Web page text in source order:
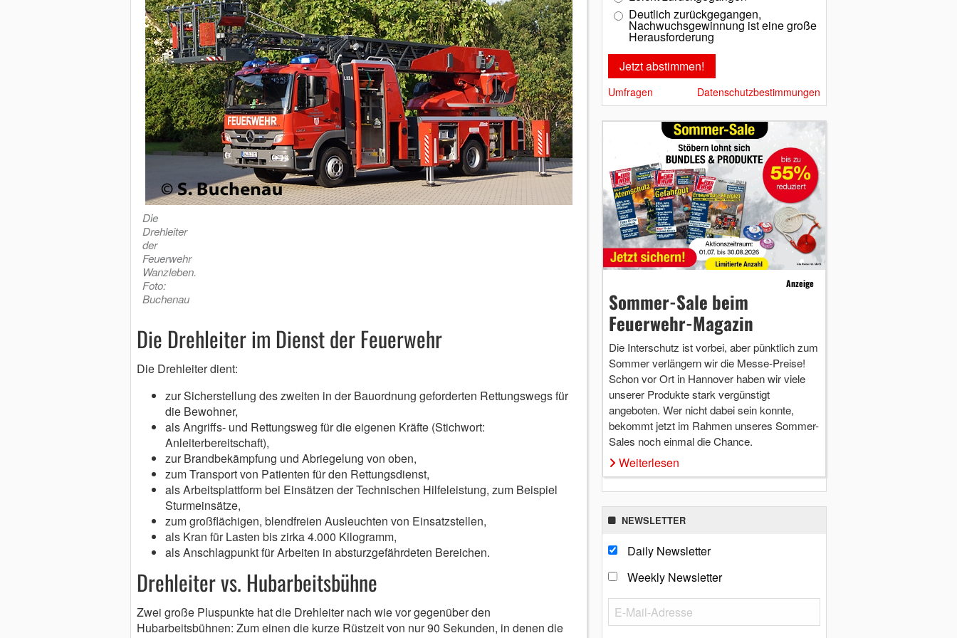
Die
Drehleiter
der
Feuerwehr
Wanzleben.
Foto:
Buchenau
Die Drehleiter im Dienst der Feuerwehr
Die Drehleiter dient:
zur Sicherstellung des zweiten in der Bauordnung geforderten Rettungswegs für
die Bewohner,
als Angriffs- und Rettungsweg für die eigenen Kräfte (Stichwort:
Anleiterbereitschaft),
zur Brandbekämpfung und Abriegelung von oben,
zum Transport von Patienten für den Rettungsdienst,
als Arbeitsplattform bei Einsätzen der Technischen Hilfeleistung, zum Beispiel
Sturmeinsätze,
zum großflächigen, blendfreien Ausleuchten von Einsatzstellen,
als Kran für Lasten bis zirka 4.000 Kilogramm,
als Anschlagpunkt für Arbeiten in absturzgefährdeten Bereichen.
Drehleiter vs. Hubarbeitsbühne
Zwei große Pluspunkte hat die Drehleiter nach wie vor gegenüber den
Hubarbeitsbühnen: Zum einen die kurze Rüstzeit von nur 90 Sekunden, in denen die
Deutlich zurückgegangen,
Nachwuchsgewinnung ist eine große
Herausforderung
Umfragen Datenschutzbestimmungen
Anzeige
Sommer-Sale beim
Feuerwehr-Magazin
Die Interschutz ist vorbei, aber pünktlich zum
Sommer verlängern wir die Messe-Preise!
Schon vor Ort in Hannover haben wir viele
unserer Produkte stark vergünstigt
angeboten. Wer nicht dabei sein konnte,
bekommt jetzt im Rahmen unseres Sommer-
Sales noch einmal die Chance.
Weiterlesen
NEWSLETTER
Daily Newsletter
Weekly Newsletter